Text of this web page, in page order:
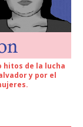
hitos de la lucha
y por el